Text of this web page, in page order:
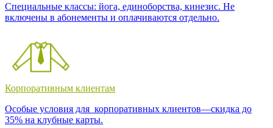
Специальные классы: йога, единоборства, кинезис. Не
включены в абонементы и оплачиваются отдельно.
Корпоративным клиентам
Особые условия для корпоративных клиентов—скидка до
35% на клубные карты.